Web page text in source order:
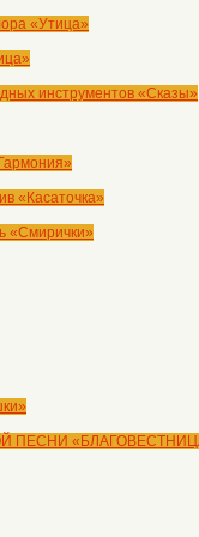
«Утица»
инструментов «Сказы»
«Касаточка»
«Смирички»
ПЕСНИ